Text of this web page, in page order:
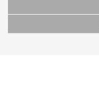
当サイトで公開されている情
これらの情報を権利者の許可
当サイトに掲載している内容
弊社の見解・ 意見ではないこ
このサイトでは Cookie を使